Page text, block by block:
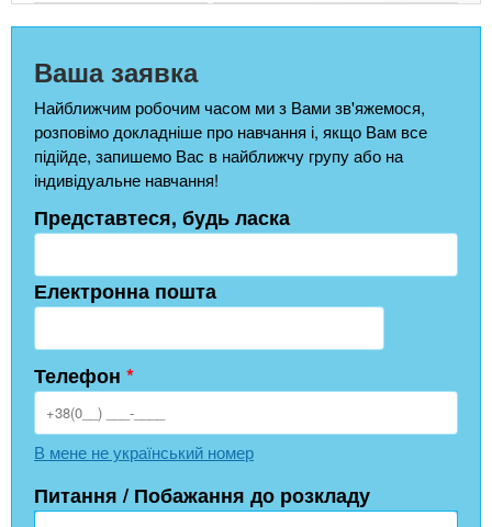
Ваша заявка
Найближчим робочим часом ми з Вами зв'яжемося,
розповімо докладніше про навчання і, якщо Вам все
підійде, запишемо Вас в найближчу групу або на
індивідуальне навчання!
Представтеся, будь ласка
Електронна пошта
Телефон *
В мене не український номер
Питання / Побажання до розкладу